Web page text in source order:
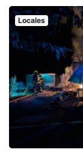
Locales